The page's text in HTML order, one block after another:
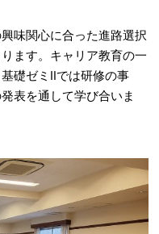
味関心に合った進路選択
ます。キャリア教育の一
礎ゼミⅡでは研修の事
表を通して学び合いま